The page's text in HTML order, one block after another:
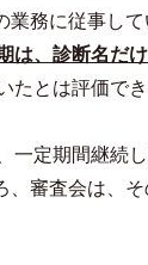
務に従事し
は、診断名だ
とは評価でき
定期間継続
審査会は、